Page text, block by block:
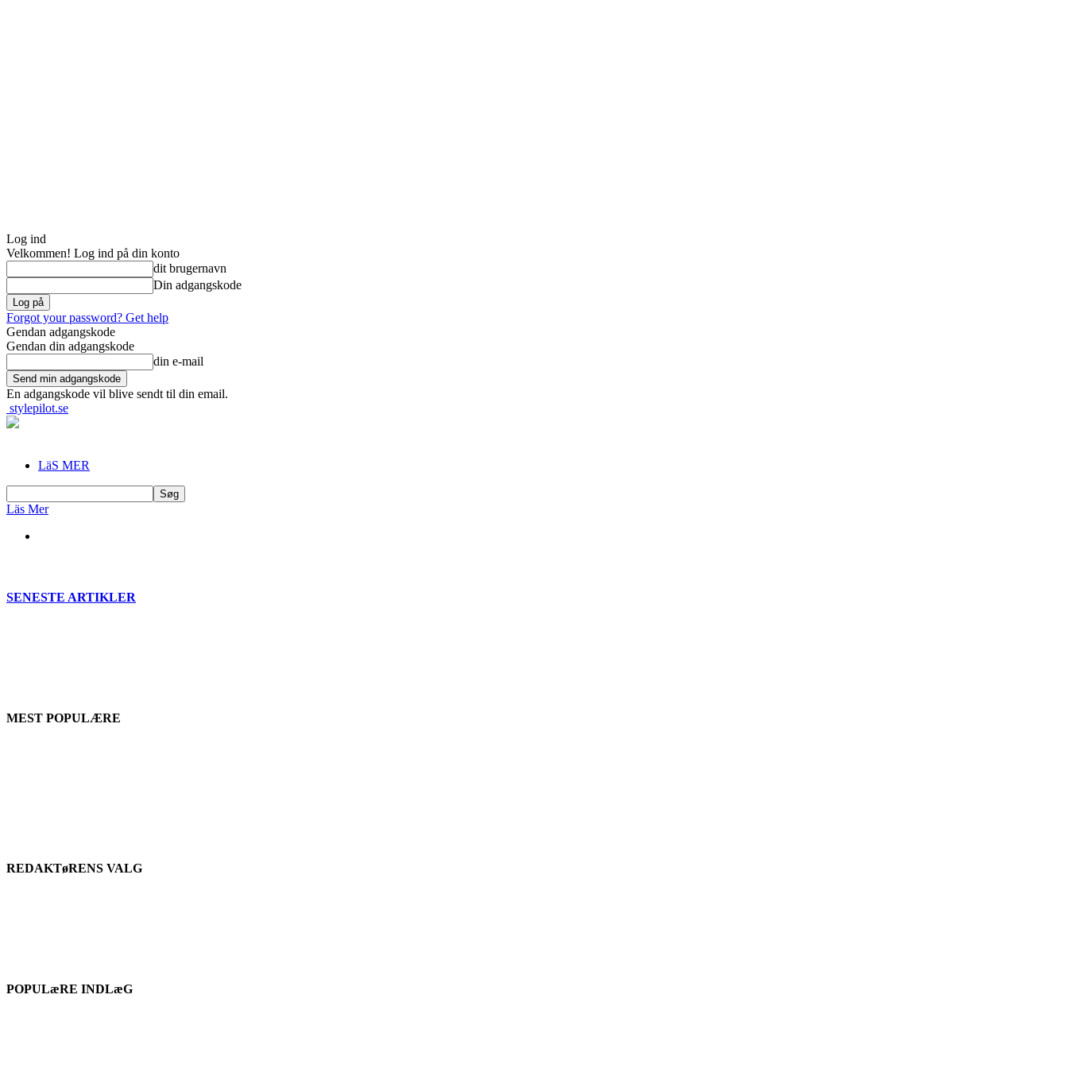
Log ind
Velkommen! Log ind på din konto
dit brugernavn
Din adgangskode
Forgot your password? Get help
Gendan adgangskode
Gendan din adgangskode
din e-mail
En adgangskode vil blive sendt til din email.
stylepilot.se
LäS MER
Läs Mer
SENESTE ARTIKLER
MEST POPULÆRE
REDAKTøRENS VALG
POPULæRE INDLæG